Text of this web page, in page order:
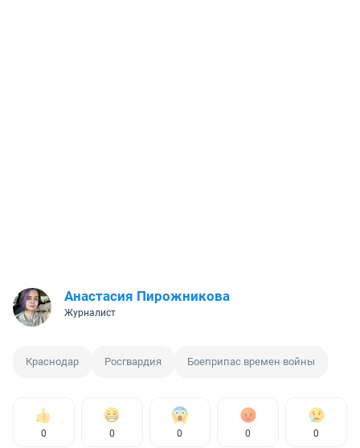
Анастасия Пирожникова
Журналист
Краснодар Росгвардия Боеприпас времен войны
0 0 0 0 0